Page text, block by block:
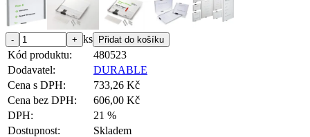
ks
Kód produktu:
480523
Dodavatel:
DURABLE
Cena s DPH:
733,26 Kč
Cena bez DPH:
606,00 Kč
DPH:
21 %
Dostupnost:
Skladem